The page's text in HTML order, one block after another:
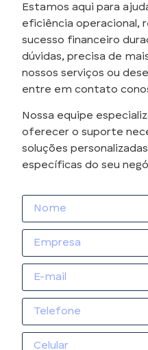
Estamos aqui para
eficiência operacional,
sucesso financeiro
dúvidas, precisa de
nossos serviços ou
entre em contato
Nossa equipe
oferecer o suporte
soluções
específicas do seu